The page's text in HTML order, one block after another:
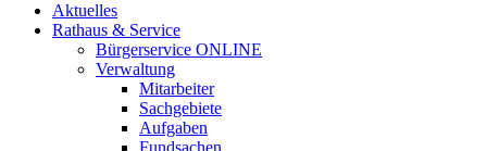
Aktuelles
Rathaus & Service
Bürgerservice ONLINE
Verwaltung
Mitarbeiter
Sachgebiete
Aufgaben
Fundsachen